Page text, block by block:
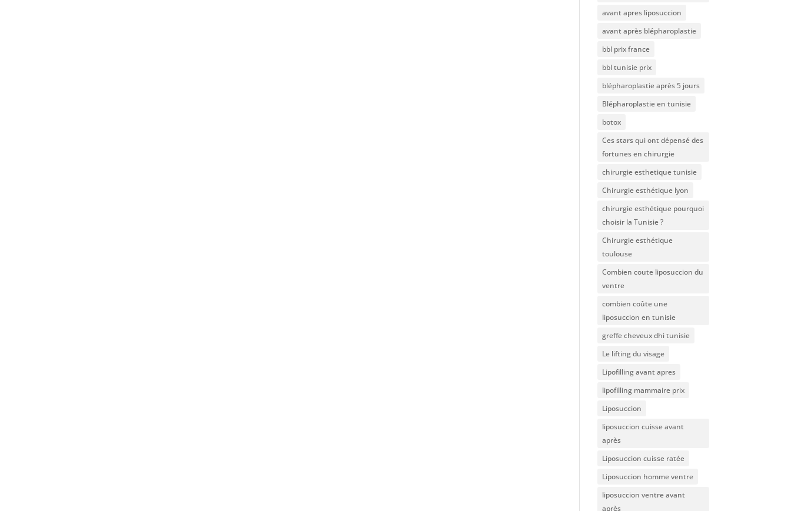
avant apres liposuccion
avant après blépharoplastie
bbl prix france
bbl tunisie prix
blépharoplastie après 5 jours
Blépharoplastie en tunisie
botox
Ces stars qui ont dépensé des
fortunes en chirurgie
chirurgie esthetique tunisie
Chirurgie esthétique lyon
chirurgie esthétique pourquoi
choisir la Tunisie ?
Chirurgie esthétique
toulouse
Combien coute liposuccion du
ventre​
combien coûte une
liposuccion en tunisie
greffe cheveux dhi tunisie
Le lifting du visage
Lipofilling avant apres
lipofilling mammaire prix
Liposuccion
liposuccion cuisse avant
après
Liposuccion cuisse ratée
Liposuccion homme ventre
liposuccion ventre avant
après